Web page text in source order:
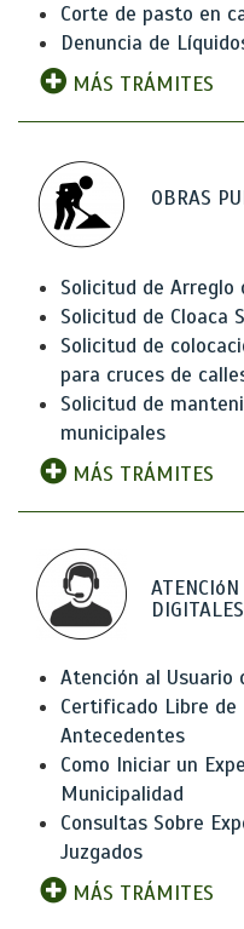
Corte de pasto en
Denuncia de
MÁS TRÁMITES
OBRAS
Solicitud de Arreglo
Solicitud de Cloaca
Solicitud de
para cruces de
Solicitud de
municipales
MÁS TRÁMITES
ATENCIóN
DIGITALES
Atención al Usuario
Certificado Libre de
Antecedentes
Como Iniciar un
Municipalidad
Consultas Sobre
Juzgados
MÁS TRÁMITES